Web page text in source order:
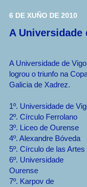
6 DE XUÑO DE 2010
A Universidade
A Universidade de Vigo
logrou o triunfo na
Galicia de Xadrez.
1º. Universidade de
2º. Círculo Ferrolano
3º. Liceo de Ourense
4º. Alexandre Bóveda
5º. Círculo de las Artes
6º. Universidade
Ourense
7º. Karpov de